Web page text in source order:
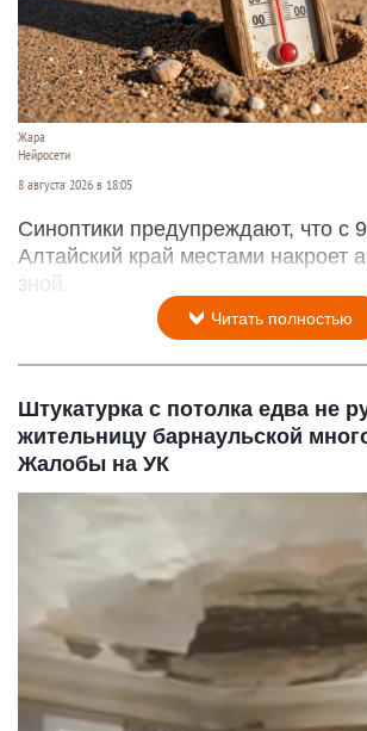
Жара
Нейросети
8 августа 2026 в 18:05
Синоптики предупреждают, что с
Алтайский край местами накроет
зной.
Читать полностью
Штукатурка с потолка едва не
жительницу барнаульской
Жалобы на УК